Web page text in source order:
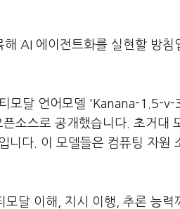
AI 에이전트화를 실현할 방침
모달 언어모델 'Kanana-1.5-
소스로 공개했습니다. 초거대
니다. 이 모델들은 컴퓨팅 자원
모달 이해, 지시 이행, 추론 능력